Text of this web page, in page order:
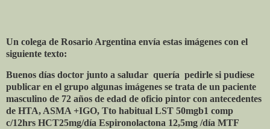
Un colega de Rosario Argentina envía estas imágenes con el
siguiente texto:
Buenos días doctor junto a saludar quería pedirle si pudiese
publicar en el grupo algunas imágenes se trata de un paciente
masculino de 72 años de edad de oficio pintor con antecedentes
de HTA, ASMA +IGO, Tto habitual LST 50mgb1 comp
c/12hrs HCT25mg/día Espironolactona 12,5mg /día MTF